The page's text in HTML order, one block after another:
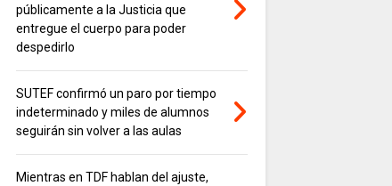
públicamente a la Justicia que
entregue el cuerpo para poder
despedirlo
SUTEF confirmó un paro por tiempo
indeterminado y miles de alumnos
seguirán sin volver a las aulas
Mientras en TDF hablan del ajuste,